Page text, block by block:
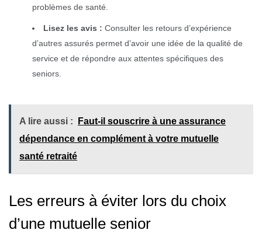
problèmes de santé.
Lisez les avis : Consulter les retours d’expérience
d’autres assurés permet d’avoir une idée de la qualité de
service et de répondre aux attentes spécifiques des
seniors.
A lire aussi :
Faut-il souscrire à une assurance
dépendance en complément à votre mutuelle
santé retraité
Les erreurs à éviter lors du choix
d’une mutuelle senior